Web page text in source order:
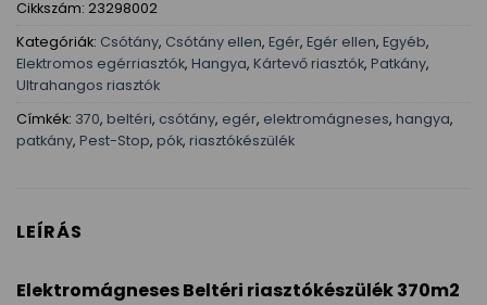
Cikkszám: 23298002
Kategóriák: Csótány, Csótány ellen, Egér, Egér ellen, Egyéb,
Elektromos egérriasztók, Hangya, Kártevő riasztók, Patkány,
Ultrahangos riasztók
Címkék: 370, beltéri, csótány, egér, elektromágneses, hangya,
patkány, Pest-Stop, pók, riasztókészülék
LEÍRÁS
Elektromágneses Beltéri riasztókészülék 370m2